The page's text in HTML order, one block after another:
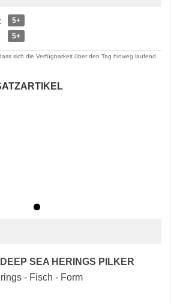
5+
5+
sich die Verfügbarkeit über den Tag hinweg laufend
SEA HERINGS PILKER
- Fisch - Form